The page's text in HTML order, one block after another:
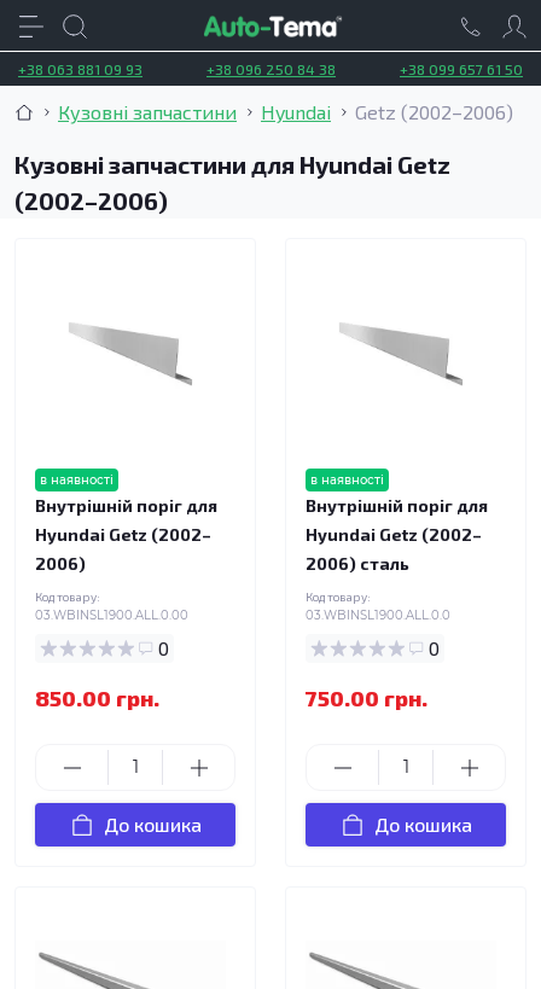
+38 063 881 09 93 +38 096 250 84 38 +38 099 657 61 50
Кузовні запчастини Hyundai Getz (2002–2006)
Кузовні запчастини для Hyundai Getz
(2002–2006)
в наявності
Внутрішній поріг для
Hyundai Getz (2002–
2006)
Код товару:
03.WBINSL1900.ALL.0.00
0
850.00 грн.
До кошика
в наявності
Внутрішній поріг для
Hyundai Getz (2002–
2006) сталь
Код товару:
03.WBINSL1900.ALL.0.0
0
750.00 грн.
До кошика